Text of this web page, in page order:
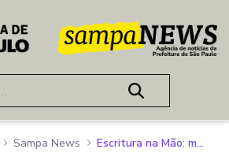
principal
Sampa News Escritura na Mão: mais 1.000 famílias recebem da Prefeitura o documento que comprova a propriedade do imóvel